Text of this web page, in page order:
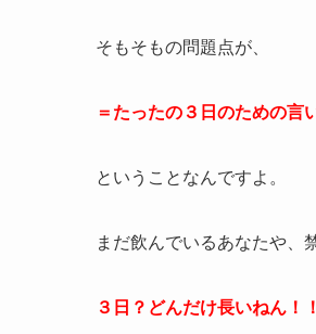
そもそもの問題点が、
＝たったの３日のための言
ということなんですよ。
まだ飲んでいるあなたや、
３日？どんだけ長いねん！